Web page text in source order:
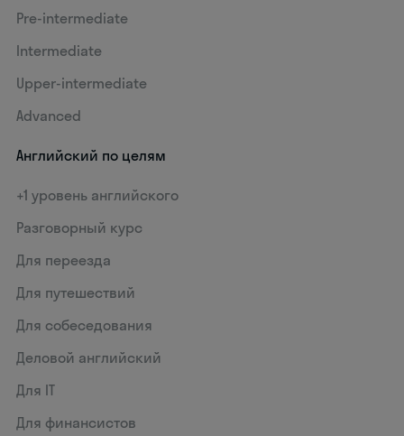
Pre-intermediate
Intermediate
Upper-intermediate
Advanced
Английский по целям
+1 уровень английского
Разговорный курс
Для переезда
Для путешествий
Для собеседования
Деловой английский
Для IT
Для финансистов